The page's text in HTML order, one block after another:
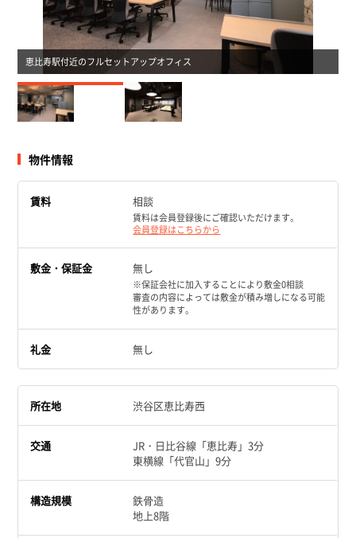
恵比寿駅付近のフルセットアップオフィス
物件情報
賃料 相談
賃料は会員登録後にご確認いただけます。
会員登録はこちらから
敷金・保証金 無し
※保証会社に加入することにより敷金0相談
審査の内容によっては敷金が積み増しになる可能
性があります。
礼金 無し
所在地 渋谷区恵比寿西
交通
JR・日比谷線「恵比寿」3分
東横線「代官山」9分
構造規模
鉄骨造
地上8階